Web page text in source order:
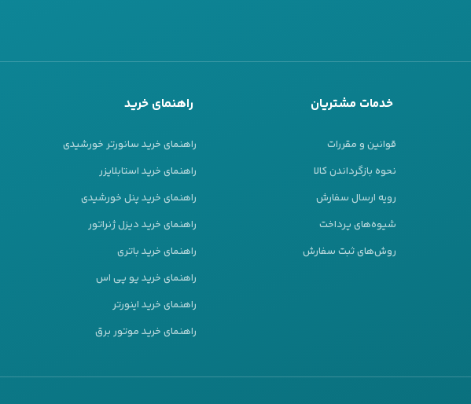
خدمات مشتریان
قوانین و مقررات
نحوه بازگرداندن کالا
رویه ارسال سفارش
شیوه‌های پرداخت
روش‌های ثبت سفارش
راهنمای خرید
راهنمای خرید سانورتر خورشیدی
راهنمای خرید استابلایزر
راهنمای خرید پنل خورشیدی
راهنمای خرید دیزل ژنراتور
راهنمای خرید باتری
راهنمای خرید یو پی اس
راهنمای خرید اینورتر
راهنمای خرید موتور برق